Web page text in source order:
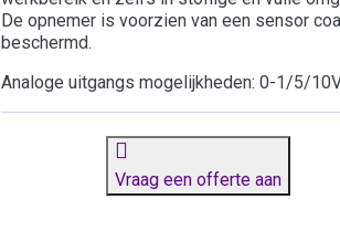
De opnemer is voorzien van een sensor
beschermd.
Analoge uitgangs mogelijkheden: 0-1/5/
Vraag een offerte aan